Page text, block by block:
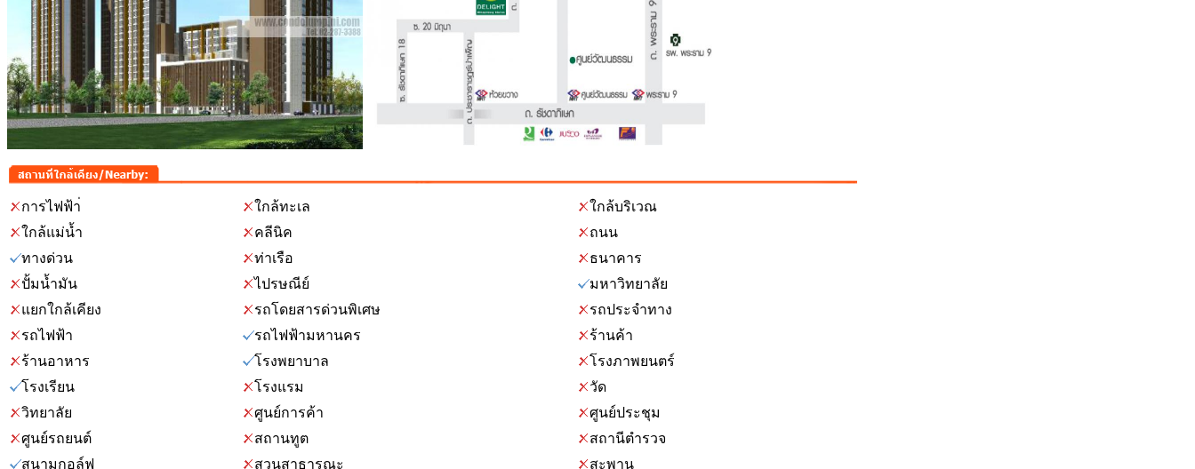
การไฟฟ้า่ ใกล้ทะเล
ใกล้บริเวณ
ใกล้แม่น้ำ
คลีนิค
ถนน
ทางด่วน
ท่าเรือ
ธนาคาร
ปั้มน้ำมัน
ไปรษณีย์
มหาวิทยาลัย
แยกใกล้เคียง
รถโดยสารด่วนพิเศษ
รถประจำทาง
รถไฟฟ้า
รถไฟฟ้ามหานคร
ร้านค้า
ร้านอาหาร
โรงพยาบาล
โรงภาพยนตร์
โรงเรียน
โรงแรม
วัด
วิทยาลัย
ศูนย์การค้า
ศูนย์ประชุม
ศูนย์รถยนต์
สถานทูต
สถานีตำรวจ
สนามกอล์ฟ
สวนสาธารณะ สะพาน